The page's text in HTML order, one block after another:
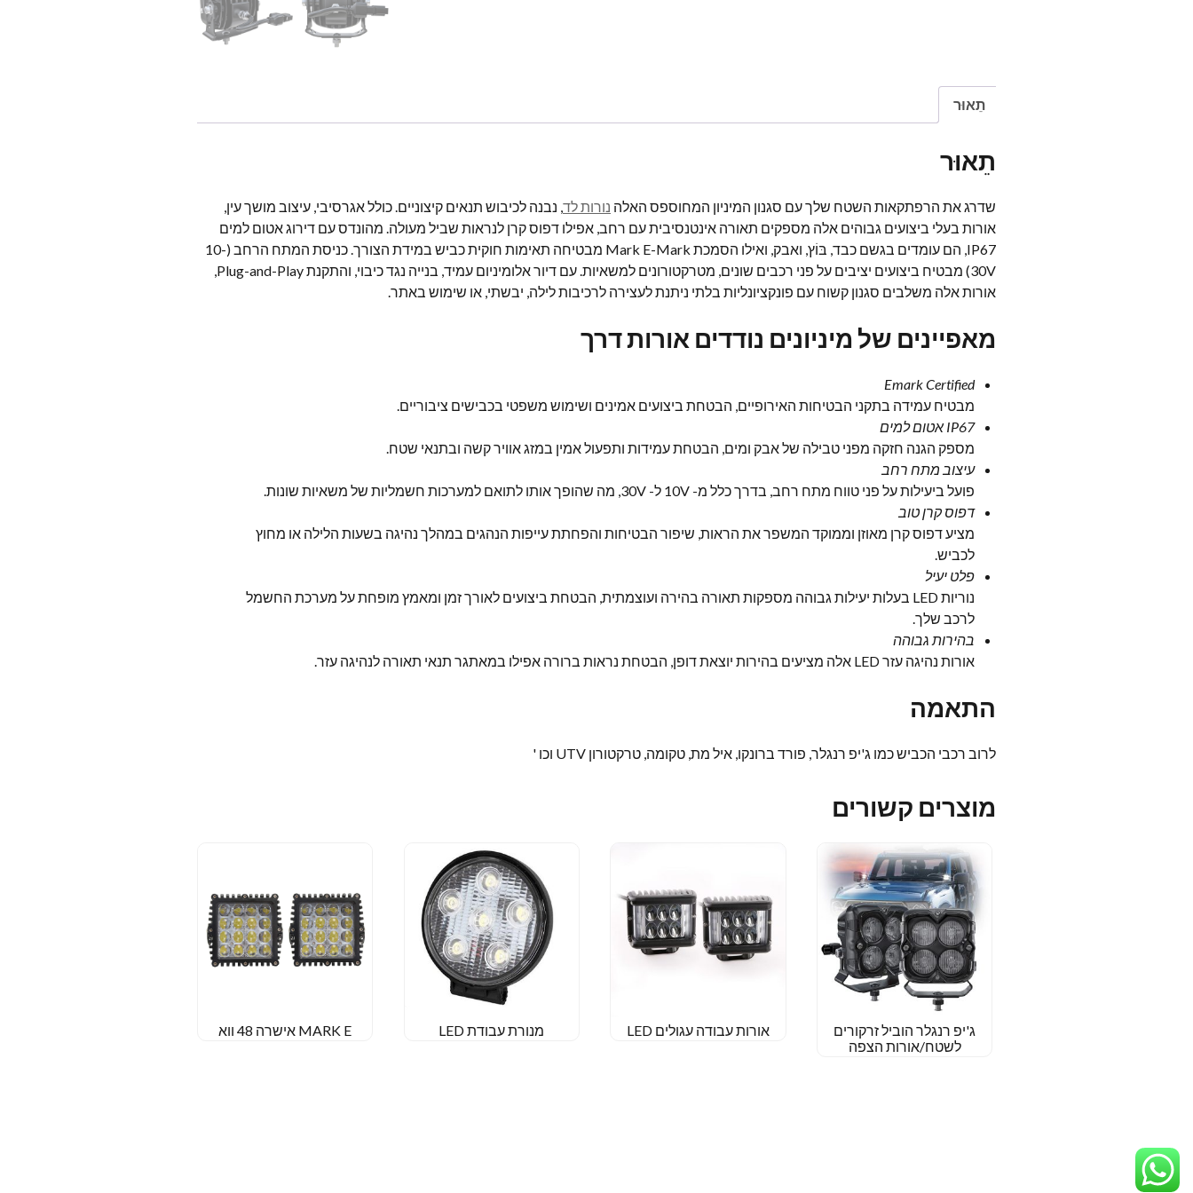
תֵאוּר
תֵאוּר
שדרג את הרפתקאות השטח שלך עם סגנון המיניון המחוספס האלה נורות לד, נבנה לכיבוש תנאים קיצוניים. כולל אגרסיבי, עיצוב מושך עין,
אורות בעלי ביצועים גבוהים אלה מספקים תאורה אינטנסיבית עם רחב, אפילו דפוס קרן לנראות שביל מעולה. מהונדס עם דירוג אטום למים
IP67, הם עומדים בגשם כבד, בּוֹץ, ואבק, ואילו הסמכת Mark E-Mark מבטיחה תאימות חוקית כביש במידת הצורך. כניסת המתח הרחב (10-
30V) מבטיח ביצועים יציבים על פני רכבים שונים, מטרקטורונים למשאיות. עם דיור אלומיניום עמיד, בנייה נגד כיבוי, והתקנת Plug-and-Play,
אורות אלה משלבים סגנון קשוח עם פונקציונליות בלתי ניתנת לעצירה לרכיבות לילה, יבשתי, או שימוש באתר.
מאפיינים של מיניונים נודדים אורות דרך
Emark Certified
מבטיח עמידה בתקני הבטיחות האירופיים, הבטחת ביצועים אמינים ושימוש משפטי בכבישים ציבוריים.
IP67 אטום למים
מספק הגנה חזקה מפני טבילה של אבק ומים, הבטחת עמידות ותפעול אמין במזג אוויר קשה ובתנאי שטח.
עיצוב מתח רחב
פועל ביעילות על פני טווח מתח רחב, בדרך כלל מ- 10V ל- 30V, מה שהופך אותו לתואם למערכות חשמליות של משאיות שונות.
דפוס קרן טוב
מציע דפוס קרן מאוזן וממוקד המשפר את הראות, שיפור הבטיחות והפחתת עייפות הנהגים במהלך נהיגה בשעות הלילה או מחוץ
לכביש.
פלט יעיל
נוריות LED בעלות יעילות גבוהה מספקות תאורה בהירה ועוצמתית, הבטחת ביצועים לאורך זמן ומאמץ מופחת על מערכת החשמל
לרכב שלך.
בהירות גבוהה
אורות נהיגה עזר LED אלה מציעים בהירות יוצאת דופן, הבטחת נראות ברורה אפילו במאתגר תנאי תאורה לנהיגה עזר.
התאמה
לרוב רכבי הכביש כמו ג'יפ רנגלר, פורד ברונקו, איל מת, טקומה, טרקטורון UTV וכו '
מוצרים קשורים
MARK E אישרה 48 ווא מנורת עבודת LED אורות עבודה עגולים LED
ג'יפ רנגלר הוביל זרקורים
לשטח/אורות הצפה